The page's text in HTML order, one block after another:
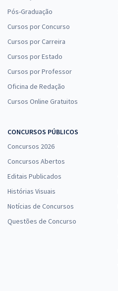
Pós-Graduação
Cursos por Concurso
Cursos por Carreira
Cursos por Estado
Cursos por Professor
Oficina de Redação
Cursos Online Gratuitos
CONCURSOS PÚBLICOS
Concursos 2026
Concursos Abertos
Editais Publicados
Histórias Visuais
Notícias de Concursos
Questões de Concurso